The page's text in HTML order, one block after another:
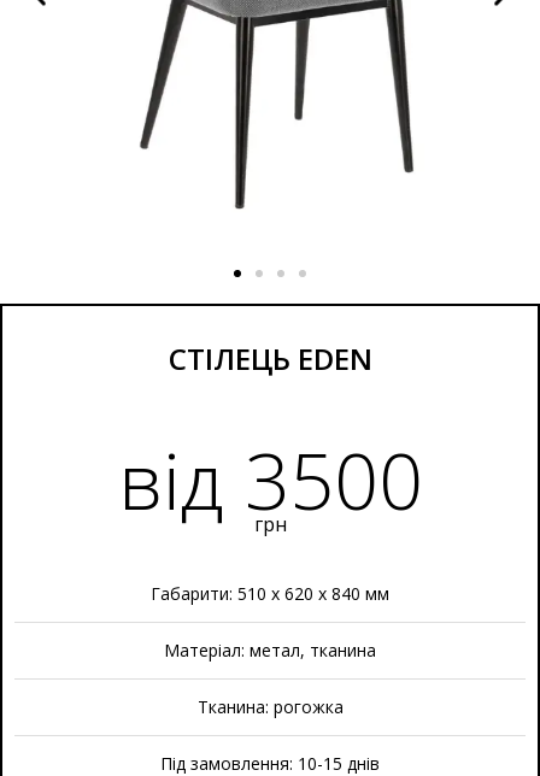
СТІЛЕЦЬ EDEN
від 3500
грн
Габарити: 510 х 620 х 840 мм
Матеріал: метал, тканина
Тканина: рогожка
Під замовлення: 10-15 днів